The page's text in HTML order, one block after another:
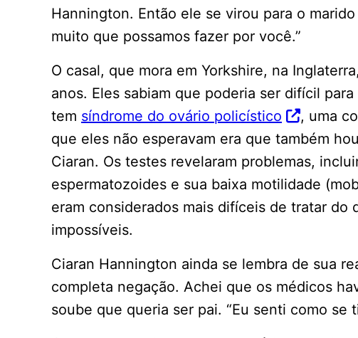
Hannington. Então ele se virou para o
muito que possamos fazer por você.”
O casal, que mora em Yorkshire, na
anos. Eles sabiam que poderia ser difícil
tem síndrome do ovário policístico
, uma
que eles não esperavam era que também
Ciaran. Os testes revelaram problemas,
espermatozoides e sua baixa motilidade
eram considerados mais difíceis de tratar do
impossíveis.
Ciaran Hannington ainda se lembra de sua
completa negação. Achei que os médicos
soube que queria ser pai. “Eu senti como se